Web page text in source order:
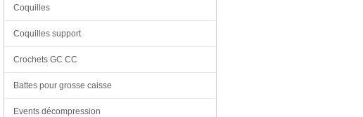
Coquilles
Coquilles support
Crochets GC CC
Battes pour grosse caisse
Events décompression